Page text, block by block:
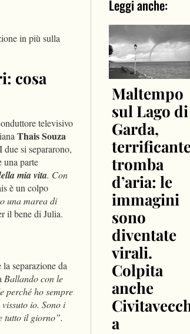
in più sulla
cosa
televisivo
Thais Souza
si separarono,
una parte
mia vita. Con
è un colpo
una marea di
il bene di Julia.
separazione da
Ballando con le
perché ho sempre
io. Sono i
tutto il giorno”.
Leggi anche:
Maltempo
sul Lago di
Garda,
tromba
d’aria: le
immagini
sono
diventate
virali.
Colpita
anche
a